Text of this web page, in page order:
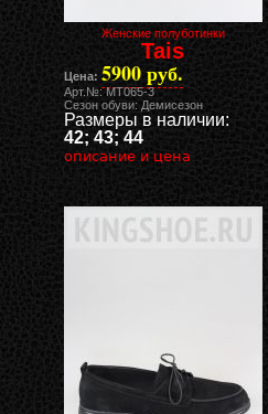
Женские полуботинки
Tais
Цена: 5900 руб.
Арт.№: MT065-3
Сезон обуви: Демисезон
Размеры в наличии:
42; 43; 44
описание и цена